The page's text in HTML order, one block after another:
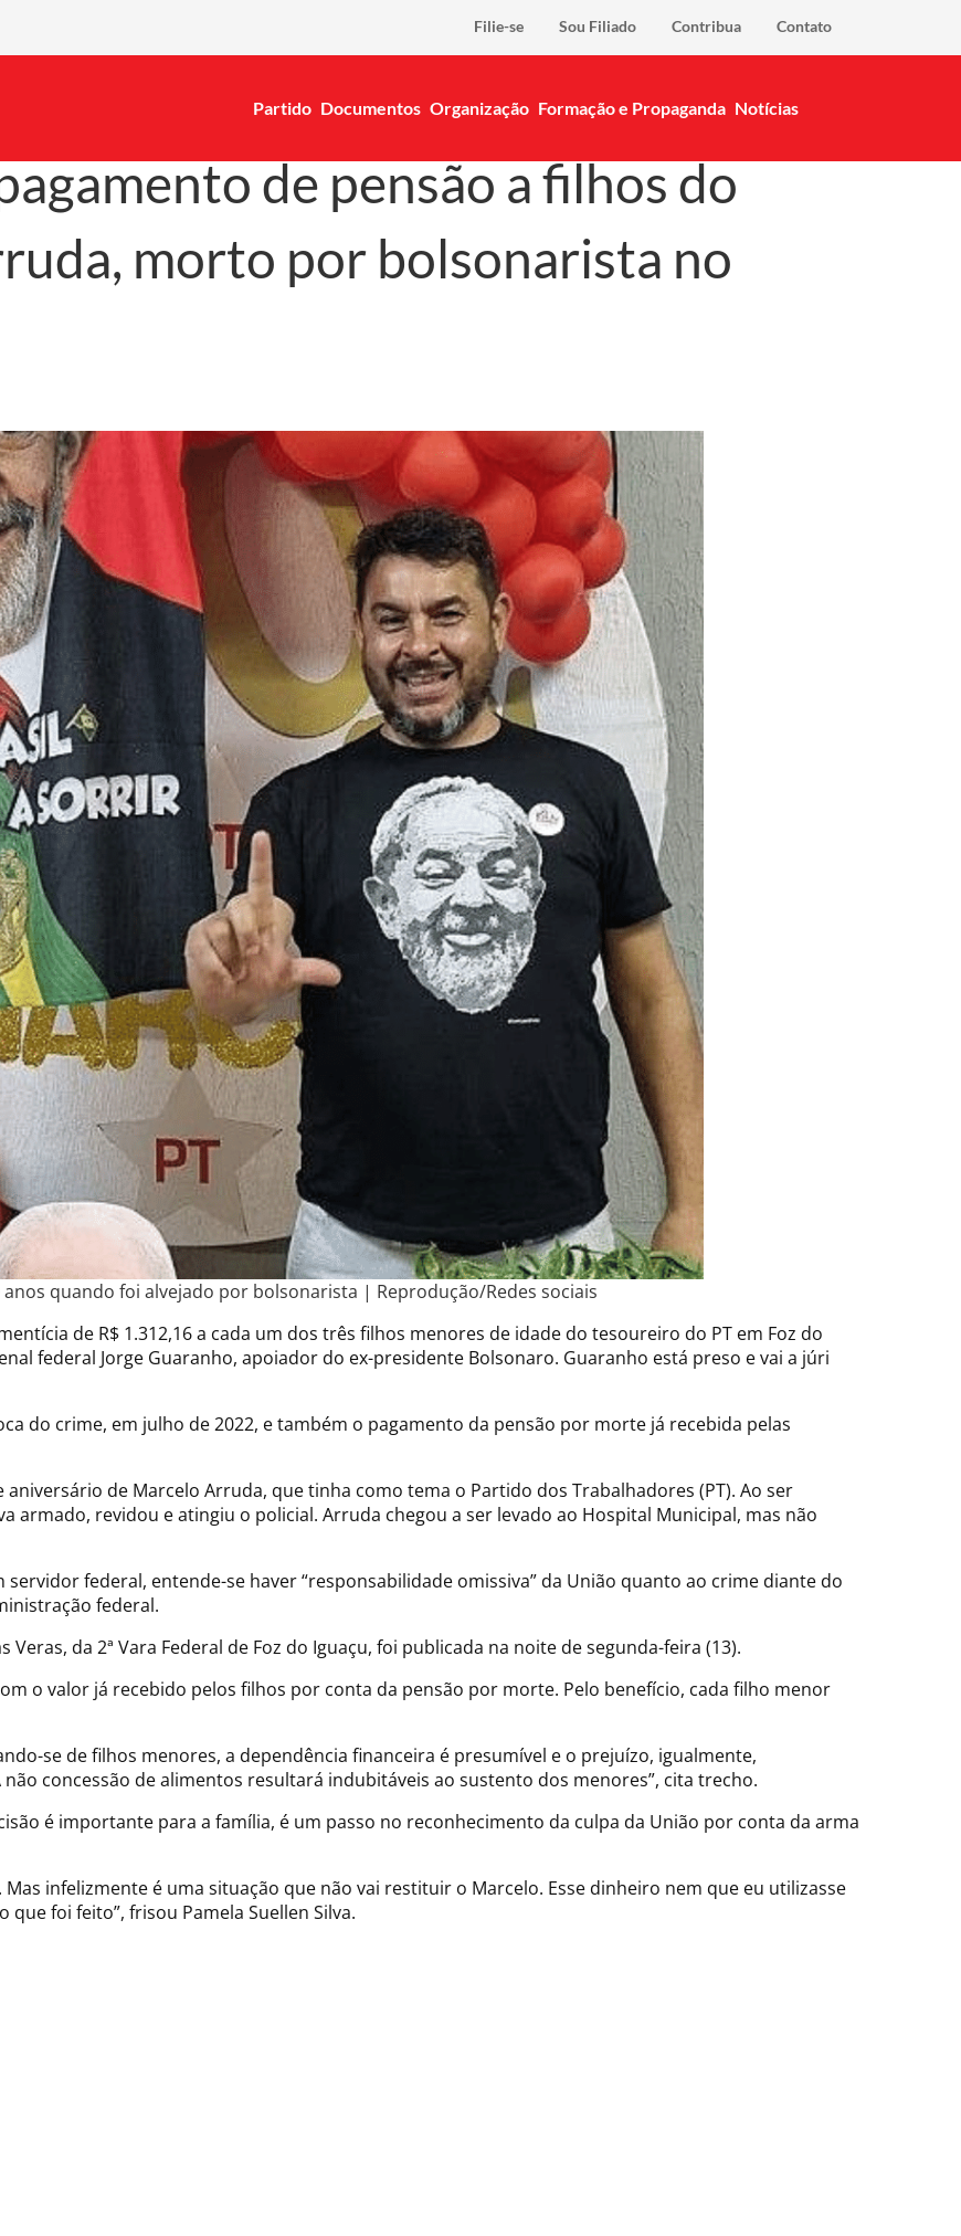
Filie-se Sou Filiado Contribua Contato
Partido Documentos Organização Formação e Propaganda Notícias
de pensão a filhos do
morto por bolsonarista no
quando foi alvejado por bolsonarista | Reprodução/Redes sociais
de R$ 1.312,16 a cada um dos três filhos menores de idade do tesoureiro do PT em Foz do
federal Jorge Guaranho, apoiador do ex-presidente Bolsonaro. Guaranho está preso e vai a júri
do crime, em julho de 2022, e também o pagamento da pensão por morte já recebida pelas
de Marcelo Arruda, que tinha como tema o Partido dos Trabalhadores (PT). Ao ser
armado, revidou e atingiu o policial. Arruda chegou a ser levado ao Hospital Municipal, mas não
federal, entende-se haver “responsabilidade omissiva” da União quanto ao crime diante do
federal.
da 2ª Vara Federal de Foz do Iguaçu, foi publicada na noite de segunda-feira (13).
o valor já recebido pelos filhos por conta da pensão por morte. Pelo benefício, cada filho menor
se de filhos menores, a dependência financeira é presumível e o prejuízo, igualmente,
concessão de alimentos resultará indubitáveis ao sustento dos menores”, cita trecho.
é importante para a família, é um passo no reconhecimento da culpa da União por conta da arma
infelizmente é uma situação que não vai restituir o Marcelo. Esse dinheiro nem que eu utilizasse
foi feito”, frisou Pamela Suellen Silva.